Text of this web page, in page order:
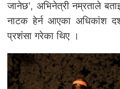
जानेछ’, अभिनेत्री नम्रताले
नाटक हेर्न आएका अधिकांश
प्रशंसा गरेका थिए ।